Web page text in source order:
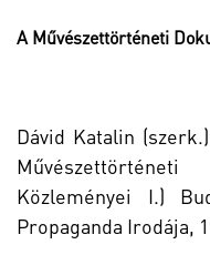
A Művészettörténeti
Dávid Katalin
Közleményei I.)
Propaganda Irodája,